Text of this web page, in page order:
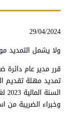
29/04/2024
ولا يشمل التمديد
قرر مدير عام دائرة
تمديد مهلة تقديم
وخبراء الضريبة من